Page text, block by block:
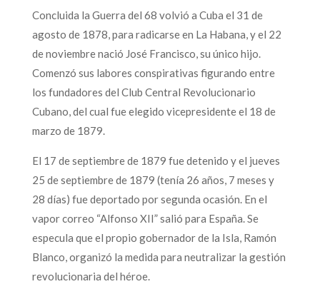
Concluida la Guerra del 68 volvió a Cuba el 31 de
agosto de 1878, para radicarse en La Habana, y el 22
de noviembre nació José Francisco, su único hijo.
Comenzó sus labores conspirativas figurando entre
los fundadores del Club Central Revolucionario
Cubano, del cual fue elegido vicepresidente el 18 de
marzo de 1879.
El 17 de septiembre de 1879 fue detenido y el jueves
25 de septiembre de 1879 (tenía 26 años, 7 meses y
28 días) fue deportado por segunda ocasión. En el
vapor correo “Alfonso XII” salió para España. Se
especula que el propio gobernador de la Isla, Ramón
Blanco, organizó la medida para neutralizar la gestión
revolucionaria del héroe.